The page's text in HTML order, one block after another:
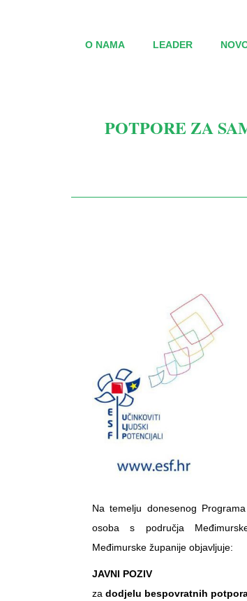
O NAMA LEADER
POTPORE ZA
Na temelju donesenog
osoba s područja Međimurske
Međimurske županije objavljuje:
JAVNI POZIV
za dodjelu bespovratnih